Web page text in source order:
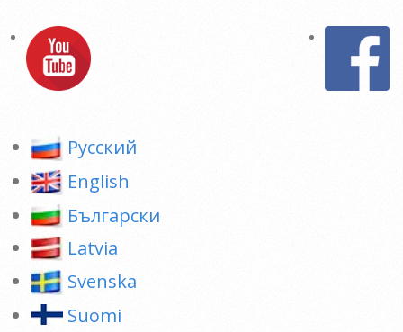
Pусский
English
Български
Latvia
Svenska
Suomi